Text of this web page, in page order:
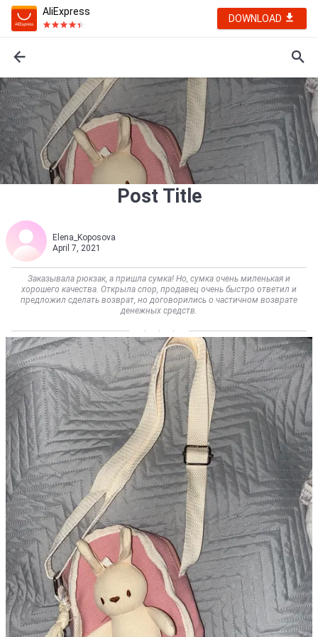
AliExpress
DOWNLOAD
Post Title
Elena_Koposova
April 7, 2021
Заказывала рюкзак, а пришла сумка! Но, сумка очень миленькая и
хорошего качества. Открыла спор, продавец очень быстро ответил и
предложил сделать возврат, но договорились о частичном возврате
денежных средств.